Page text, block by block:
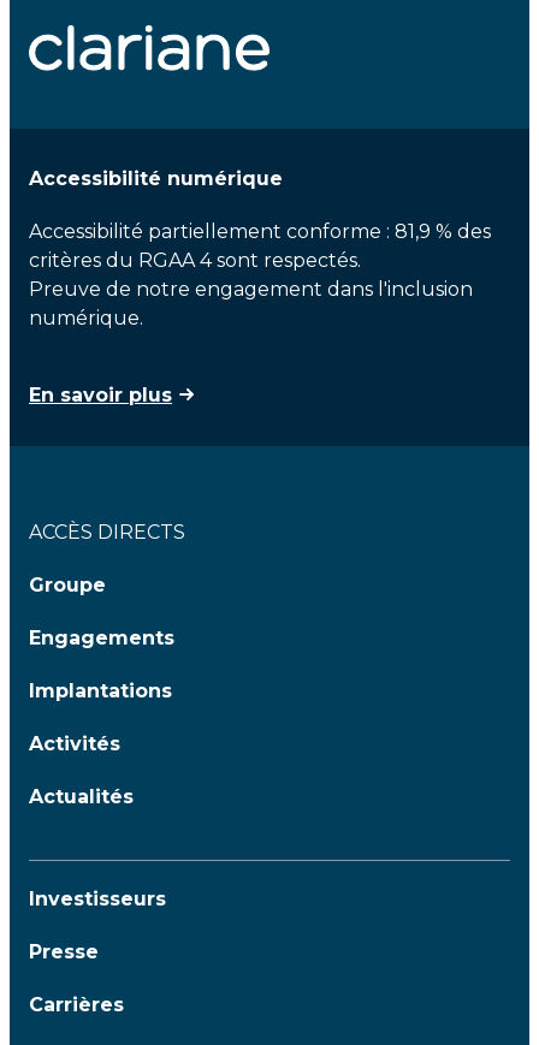
Accessibilité numérique
Accessibilité partiellement conforme : 81,9 % des
critères du RGAA 4 sont respectés.
Preuve de notre engagement dans l'inclusion
numérique.
En savoir plus
ACCÈS DIRECTS
Groupe
Engagements
Implantations
Activités
Actualités
Investisseurs
Presse
Carrières